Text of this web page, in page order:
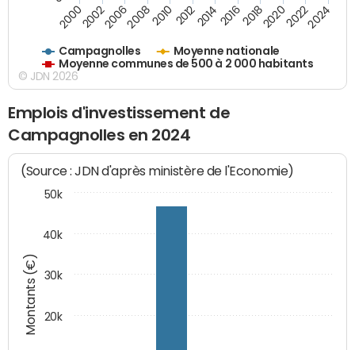
Campagnolles
Moyenne nationale
Moyenne communes de 500 à 2 000 habitants
20002002200620082010 2012201420162018202020222024
© JDN 2026
Emplois d'investissement de
Campagnolles en 2024
Montants (€)
(Source : JDN d'après ministère de l'Economie)
20k
30k
40k
50k